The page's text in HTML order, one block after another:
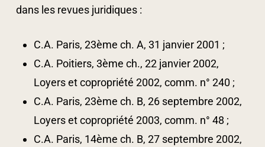
dans les revues juridiques :
C.A. Paris, 23ème ch. A, 31 janvier 2001 ;
C.A. Poitiers, 3ème ch., 22 janvier 2002,
Loyers et copropriété 2002, comm. n° 240 ;
C.A. Paris, 23ème ch. B, 26 septembre 2002,
Loyers et copropriété 2003, comm. n° 48 ;
C.A. Paris, 14ème ch. B, 27 septembre 2002,